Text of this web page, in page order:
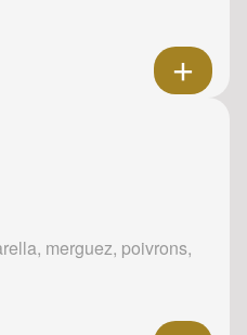
merguez, poivrons,